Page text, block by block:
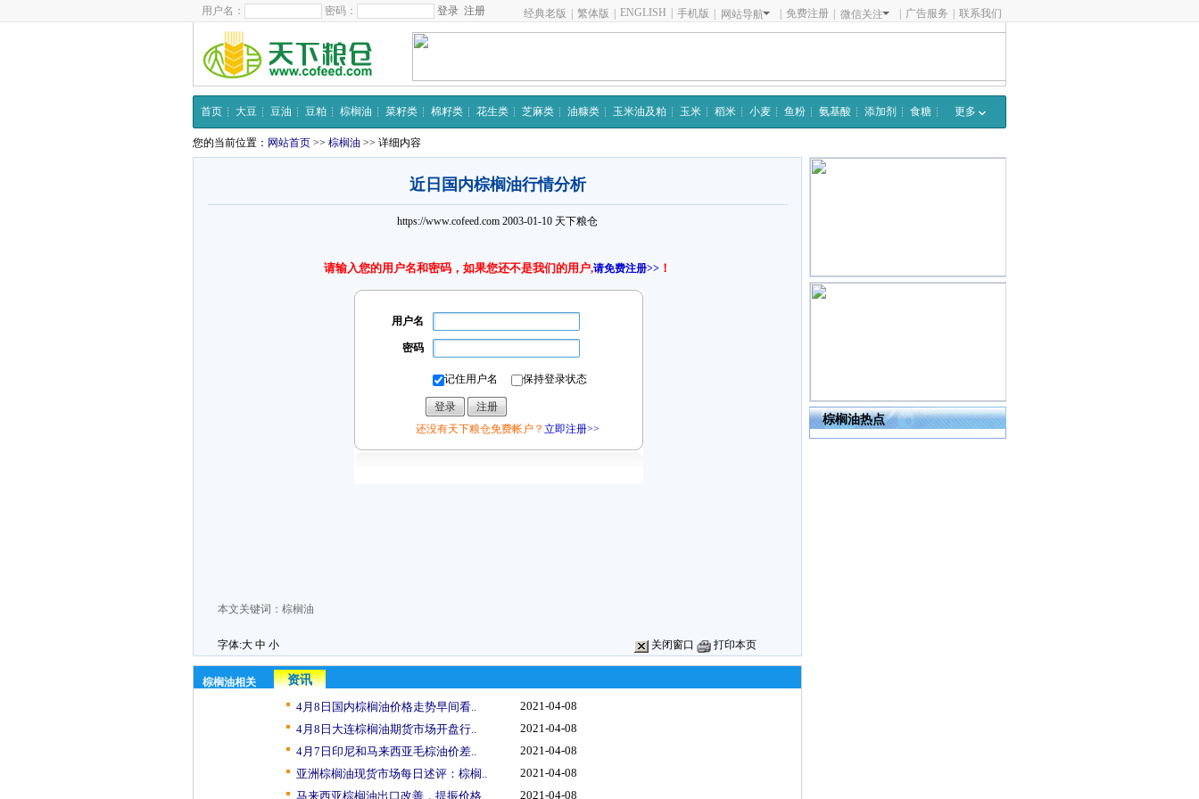
用户名： 密码： 注册 经典老版 繁体版 ENGLISH 手机版 网站导航 免费注册 微信关注 广告服务 联系我们
首页 大豆 豆油 豆粕 棕榈油 菜籽类 棉籽类 花生类 芝麻类 油糠类 玉米油及粕 玉米 稻米 小麦 鱼粉 氨基酸 添加剂 食糖 更多
您的当前位置： 网站首页 >> 棕榈油 >> 详细内容
近日国内棕榈油行情分析
https://www.cofeed.com 2003-01-10 天下粮仓
请输入您的用户名和密码，如果您还不是我们的用户,请免费注册>> ！
用户名
密码
记住用户名 保持登录状态
还没有天下粮仓免费帐户？ 立即注册>>
本文关键词： 棕榈油
字体:大 中 小 关闭窗口 打印本页
棕榈油相关
资讯
4月8日国内棕榈油价格走势早间看..
2021-04-08
4月8日大连棕榈油期货市场开盘行..
2021-04-08
4月7日印尼和马来西亚毛棕油价差..
2021-04-08
亚洲棕榈油现货市场每日述评：棕榈..
2021-04-08
马来西亚棕榈油出口改善，提振价格..
2021-04-08
棕榈油热点